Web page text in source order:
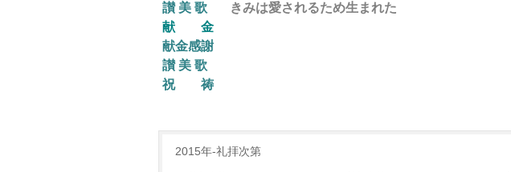
讃 美 歌
きみは愛されるため生まれた
献 金
献金感謝
讃 美 歌
祝 祷
2015年-礼拝次第